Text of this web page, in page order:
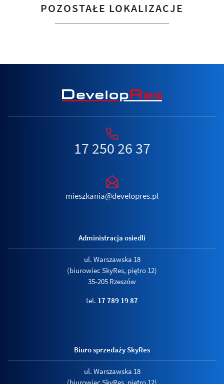
POZOSTAŁE LOKALIZACJE
17 250 26 37
mieszkania@developres.pl
Administracja osiedli
ul. Warszawska 18
(biurowiec SkyRes, piętro 12)
35-205 Rzeszów
tel. 17 789 19 87
Biuro sprzedaży SkyRes
ul. Warszawska 18